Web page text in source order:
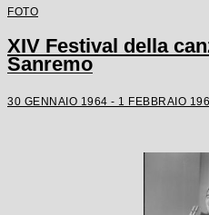
FOTO
XIV Festival della
Sanremo
30 GENNAIO 1964 - 1 FEBBRAIO